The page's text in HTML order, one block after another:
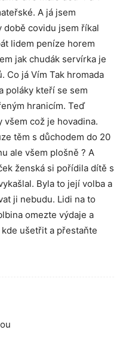
A já jsem
době covidu jsem říkal
lidem peníze horem
jak chudák servírka je
Co já Vím Tak hromada
poláky kteří se sem
hranicím. Teď
všem což je hovadina.
těm s důchodem do 20
ale všem plošně ? A
ženská si pořídila dítě s
Byla to její volba a
ji nebudu. Lidi na to
omezte výdaje a
ušetřit a přestaňte